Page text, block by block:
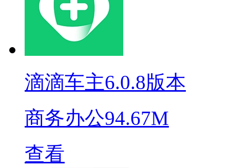
滴滴车主6.0.8版本
商务办公94.67M
查看